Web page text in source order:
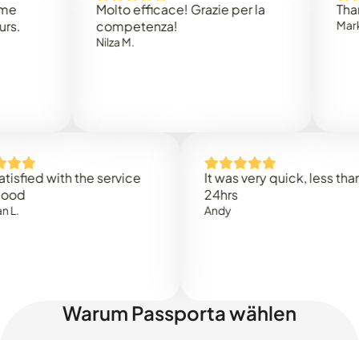
Molto efficace! Grazie per la
competenza!
Nilza M.
Thank
Mark N.
with the service
It was very quick, less than
Warum Passporta wählen